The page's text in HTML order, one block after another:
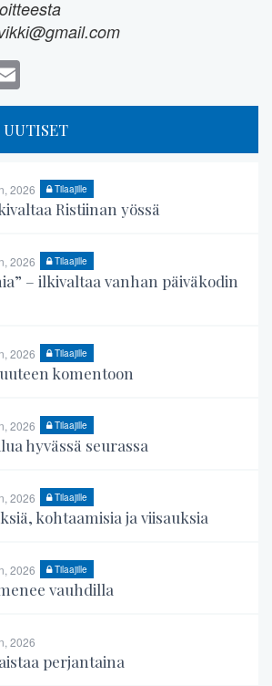
2026 Tilaajille
Ristiinan yössä
2026 Tilaajille
– ilkivaltaa vanhan päiväkodin
2026 Tilaajille
komentoon
2026 Tilaajille
hyvässä seurassa
2026 Tilaajille
kohtaamisia ja viisauksia
2026 Tilaajille
vauhdilla
2026
perjantaina